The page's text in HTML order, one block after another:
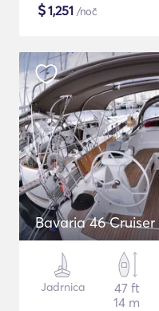
$1,251 /noč
Bavaria 46 Cruiser
Jadrnica
47 ft
14 m